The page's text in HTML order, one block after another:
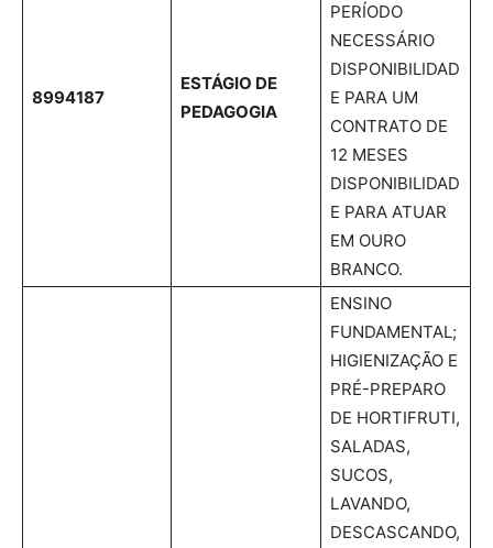
8994187
ESTÁGIO DE
PEDAGOGIA
PERÍODO
NECESSÁRIO
DISPONIBILIDAD
E PARA UM
CONTRATO DE
12 MESES
DISPONIBILIDAD
E PARA ATUAR
EM OURO
BRANCO.
ENSINO
FUNDAMENTAL;
HIGIENIZAÇÃO E
PRÉ-PREPARO
DE HORTIFRUTI,
SALADAS,
SUCOS,
LAVANDO,
DESCASCANDO,